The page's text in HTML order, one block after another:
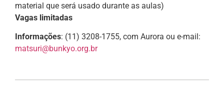
material que será usado durante as aulas)
Vagas limitadas
Informações: (11) 3208-1755, com Aurora ou e-mail:
matsuri@bunkyo.org.br